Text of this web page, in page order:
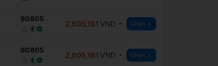
9G805
2,605,181 VND Chọn
9G805
2,605,181 VND Chọn